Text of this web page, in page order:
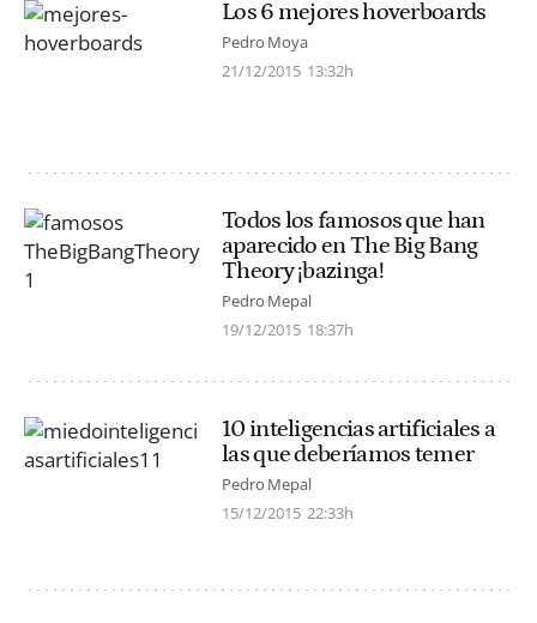
Los 6 mejores hoverboards
Pedro Moya
21/12/2015 13:32h
Todos los famosos que han
aparecido en The Big Bang
Theory ¡bazinga!
Pedro Mepal
19/12/2015 18:37h
10 inteligencias artificiales a
las que deberíamos temer
Pedro Mepal
15/12/2015 22:33h